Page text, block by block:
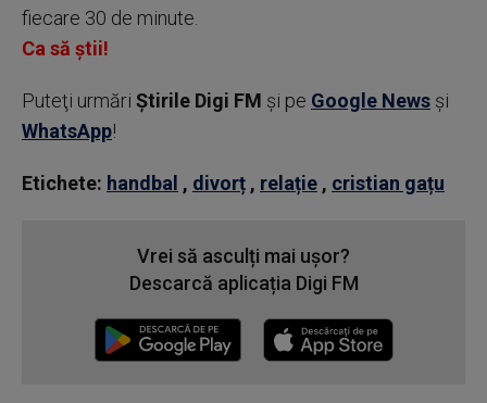
fiecare 30 de minute.
Ca să știi!
Puteţi urmări Știrile Digi FM şi pe Google News şi
WhatsApp!
Etichete: handbal , divorț , relație , cristian gațu
Vrei să asculți mai ușor?
Descarcă aplicația Digi FM